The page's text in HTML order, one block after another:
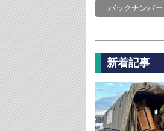
バックナンバー
新着記事